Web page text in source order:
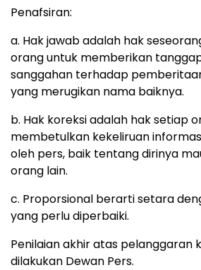
Penafsiran:
a. Hak jawab adalah hak
orang untuk memberikan
sanggahan terhadap
yang merugikan nama baiknya.
b. Hak koreksi adalah hak setiap
membetulkan kekeliruan
oleh pers, baik tentang dirinya
orang lain.
c. Proporsional berarti setara
yang perlu diperbaiki.
Penilaian akhir atas pelanggaran
dilakukan Dewan Pers.